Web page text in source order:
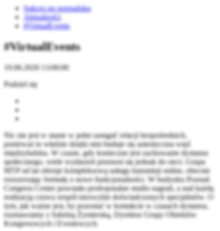
Sukces po poznańsku
Aktualności
#VirtualEvents
#VirtualEvents
19.06.2020 13:00:00
Podziel się
Nic nie jest w stanie w pełni zastąpić relacji bezpośrednich,
ponieważ to właśnie dzięki nim buduje się autentyczna więź
międzyludzka. W czasie, gdy konieczne jest zachowanie dystansu
społecznego, wiele wydarzeń przenosi się jednak do sieci. Grupa
MTP od lat oferuje kompleksową usługę transmisji online, obecnie
rozszerzając formułę o nowe funkcjonalności. W budynku Poznań
Congress Center powstało profesjonalne studio nagrań, a nad każdą
realizacją czuwa zespół niezwykle doświadczonych specjalistów. O
tym, jak ważne jest, by pozostać w kontakcie w czasach dystansu,
rozmawiamy z Sabriną Żymierską, Dyrektor Grupy Obiektów
Kongresowych i Eventowych.